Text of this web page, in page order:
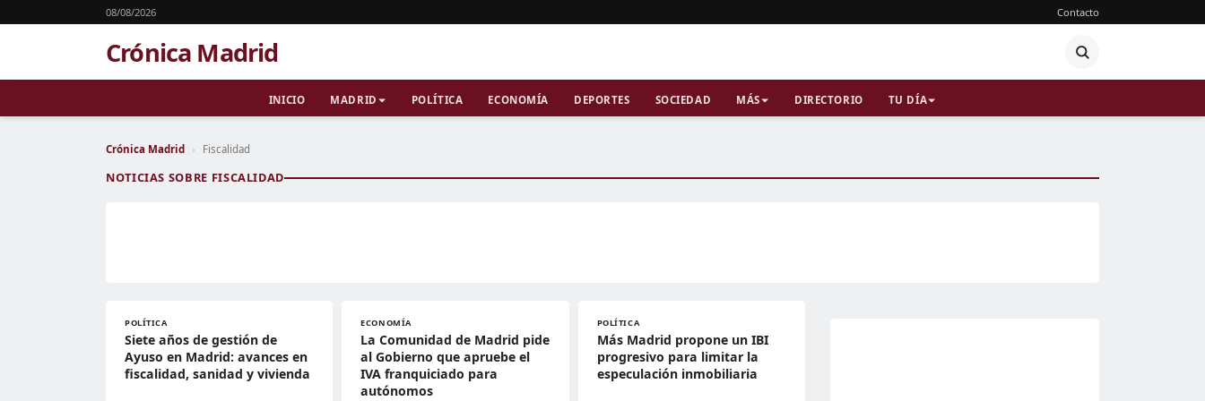
08/08/2026 Contacto
Crónica Madrid
INICIO MADRID POLÍTICA ECONOMÍA DEPORTES SOCIEDAD MÁS DIRECTORIO TU DÍA
Crónica Madrid › Fiscalidad
NOTICIAS SOBRE FISCALIDAD
POLÍTICA
Siete años de gestión de
Ayuso en Madrid: avances en
fiscalidad, sanidad y vivienda
ECONOMÍA
La Comunidad de Madrid pide
al Gobierno que apruebe el
IVA franquiciado para
autónomos
POLÍTICA
Más Madrid propone un IBI
progresivo para limitar la
especulación inmobiliaria